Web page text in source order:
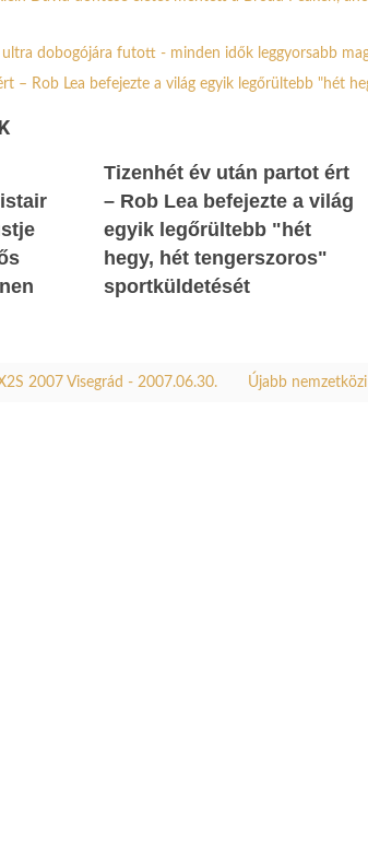
ultra dobogójára futott - minden idők leggyorsabb
– Rob Lea befejezte a világ egyik legőrültebb "hét
Tizenhét év után partot ért
– Rob Lea befejezte a világ
egyik legőrültebb "hét
hegy, hét tengerszoros"
sportküldetését
2007 Visegrád - 2007.06.30. Újabb